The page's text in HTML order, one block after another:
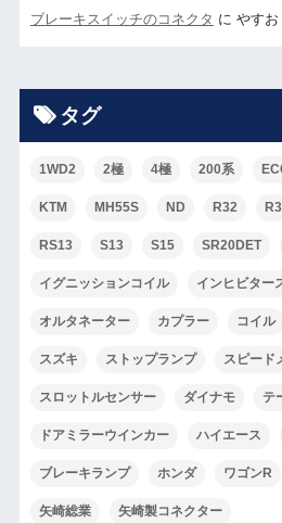
ブレーキスイッチのコネクタ に やすお
タグ
1WD2 2極 4極 200系
KTM MH55S ND R32
RS13 S13 S15 SR20DET
イグニッションコイル インヒビター
オルタネーター カプラー コイル
スズキ ストップランプ スピー
スロットルセンサー ダイナモ テ
ドアミラーウインカー ハイエース
ブレーキランプ ホンダ ワゴンR
矢崎総業 矢崎製コネクター